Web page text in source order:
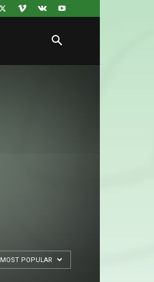
MOST POPULAR